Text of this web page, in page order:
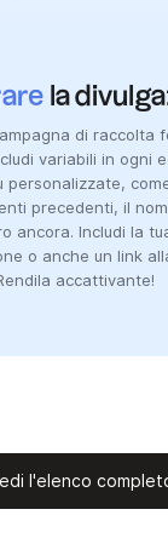
la
di raccolta
variabili in ogni
personalizzate,
precedenti, il
ancora. Includi la
o anche un link
accattivante!
l'elenco